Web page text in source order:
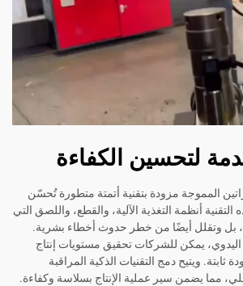
لتحسين الكفاءة
المموجة مزودة بتقنية أتمتة متطورة تُحسّن
أنظمة التغذية الآلية، والقطع، واللصق التي
بل وتقلل أيضًا من خطر حدوث أخطاء بشرية.
يمكن للشركات تحقيق مستويات إنتاج
ويتيح دمج التقنيات الذكية المراقبة
مما يضمن سير عملية الإنتاج بسلاسة وكفاءة.